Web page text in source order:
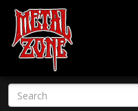
Skip
Search